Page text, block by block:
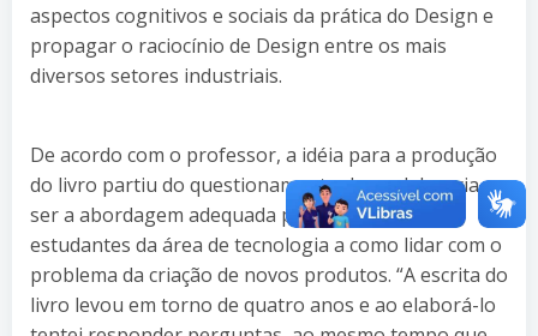
aspectos cognitivos e sociais da prática do Design e
propagar o raciocínio de Design entre os mais
diversos setores industriais.
De acordo com o professor, a idéia para a produção
do livro partiu do questionamento de qual deveria
ser a abordagem adequada para explicar aos
estudantes da área de tecnologia a como lidar com o
problema da criação de novos produtos. “A escrita do
livro levou em torno de quatro anos e ao elaborá-lo